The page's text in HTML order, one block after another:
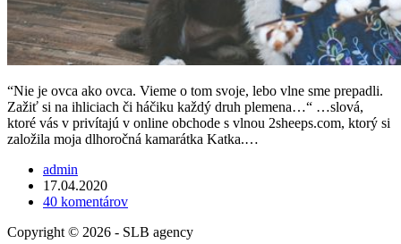
“Nie je ovca ako ovca. Vieme o tom svoje, lebo vlne sme prepadli.
Zažiť si na ihliciach či háčiku každý druh plemena…“ …slová,
ktoré vás v privítajú v online obchode s vlnou 2sheeps.com, ktorý si
založila moja dlhoročná kamarátka Katka.…
admin
17.04.2020
40 komentárov
Copyright © 2026 - SLB agency